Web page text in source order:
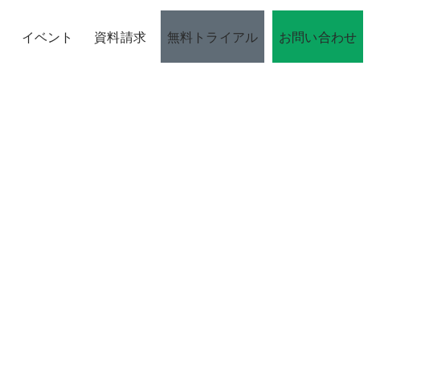
イベント 資料請求 無料トライアル お問い合わせ